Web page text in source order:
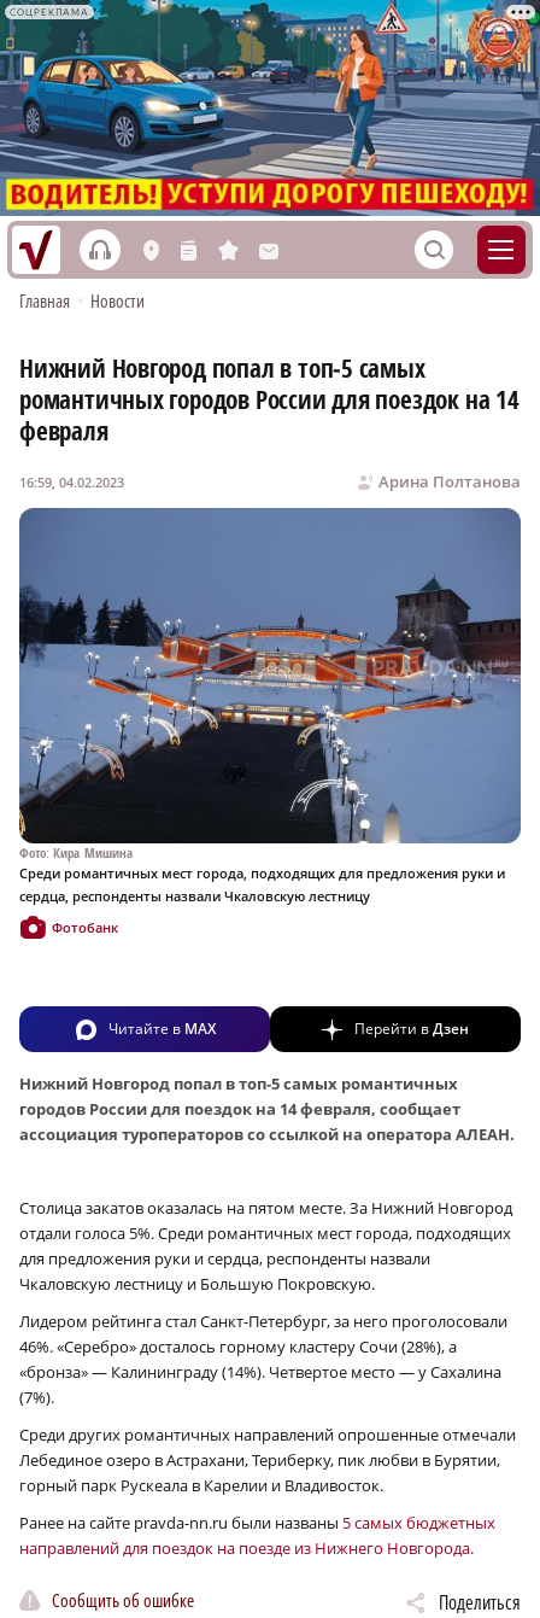
СОЦРЕКЛАМА
h L n s M S
Главная • Новости
Нижний Новгород попал в топ‑5 самых
романтичных городов России для поездок на 14
февраля
Арина Полтанова
16:59, 04.02.2023
Фото: Кира Мишина
Среди романтичных мест города, подходящих для предложения руки и
сердца, респонденты назвали Чкаловскую лестницу
Фотобанк
Читайте в MAX Перейти вДзен
Нижний Новгород попал в топ‑5 самых романтичных
городов России для поездок на 14 февраля, сообщает
ассоциация туроператоров со ссылкой на оператора АЛЕАН.
Столица закатов оказалась на пятом месте. За Нижний Новгород
отдали голоса 5%. Среди романтичных мест города, подходящих
для предложения руки и сердца, респонденты назвали
Чкаловскую лестницу и Большую Покровскую.
Лидером рейтинга стал Санкт-Петербург, за него проголосовали
46%. «Серебро» досталось горному кластеру Сочи (28%), а
«бронза» — Калининграду (14%). Четвертое место — у Сахалина
(7%).
Среди других романтичных направлений опрошенные отмечали
Лебединое озеро в Астрахани, Териберку, пик любви в Бурятии,
горный парк Рускеала в Карелии и Владивосток.
Ранее на сайте pravda-nn.ru были названы 5 самых бюджетных
направлений для поездок на поезде из Нижнего Новгорода.
Сообщить об ошибке Поделиться